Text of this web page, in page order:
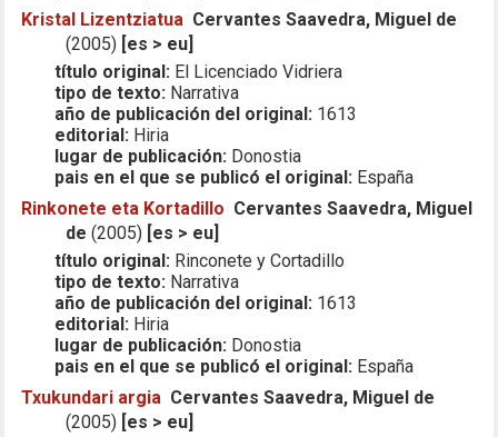
Kristal Lizentziatua Cervantes Saavedra, Miguel de
(2005) [es > eu]
título original: El Licenciado Vidriera
tipo de texto: Narrativa
año de publicación del original: 1613
editorial: Hiria
lugar de publicación: Donostia
pais en el que se publicó el original: España
Rinkonete eta Kortadillo Cervantes Saavedra, Miguel
de (2005) [es > eu]
título original: Rinconete y Cortadillo
tipo de texto: Narrativa
año de publicación del original: 1613
editorial: Hiria
lugar de publicación: Donostia
pais en el que se publicó el original: España
Txukundari argia Cervantes Saavedra, Miguel de
(2005) [es > eu]